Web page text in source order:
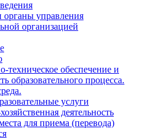
органы управления
организацией
техническое обеспечение и
образовательного процесса.
услуги
деятельность
для приема (перевода)